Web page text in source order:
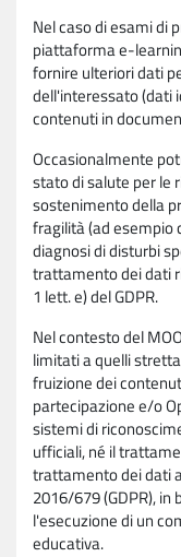
Nel caso di esami di
piattaforma e-
fornire ulteriori dati
dell'interessato (dati
contenuti in
Occasionalmente
stato di salute per le
sostenimento della
fragilità (ad esempio
diagnosi di disturbi
trattamento dei dati
1 lett. e) del GDPR.
Nel contesto del
limitati a quelli
fruizione dei
partecipazione e/o
sistemi di
ufficiali, né il
trattamento dei dati
2016/679 (GDPR), in
l'esecuzione di un
educativa.